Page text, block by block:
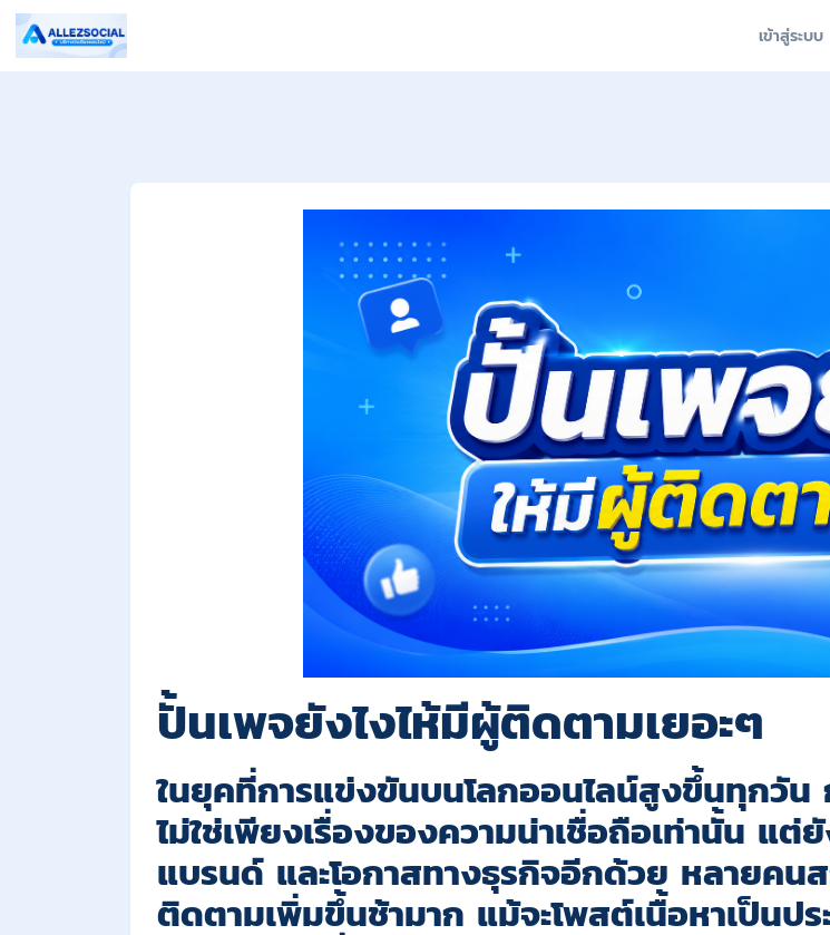
เข้าสู่ระบบ
ปั้นเพจยังไงไห้มีผู้ติดตามเยอะๆ
ในยุคที่การแข่งขันบนโลกออนไลน์สูงขึ้นทุกวั
ไม่ใช่เพียงเรื่องของความน่าเชื่อถือเท่านั้น แ
แบรนด์ และโอกาสทางธุรกิจอีกด้วย หลายค
ติดตามเพิ่มขึ้นช้ามาก แม้จะโพสต์เนื้อหาเป็นป